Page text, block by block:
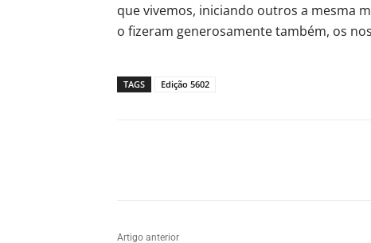
que vivemos, iniciando outros a mesma
o fizeram generosamente também, os
TAGS Edição 5602
Artigo anterior